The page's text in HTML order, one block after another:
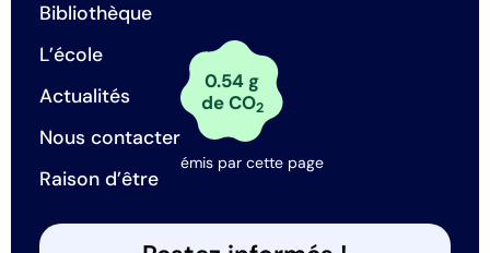
Bibliothèque
L’école
Actualités
Nous contacter
Raison d’être
0.54 g
de CO2
émis par cette page